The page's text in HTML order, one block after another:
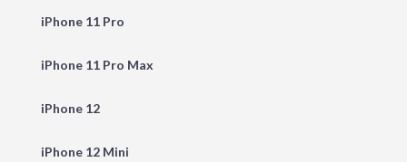
iPhone 11 Pro
iPhone 11 Pro Max
iPhone 12
iPhone 12 Mini